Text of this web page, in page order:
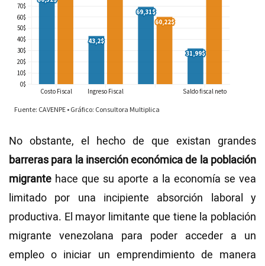
No obstante, el hecho de que existan grandes
barreras para la inserción económica de la población
migrante hace que su aporte a la economía se vea
limitado por una incipiente absorción laboral y
productiva. El mayor limitante que tiene la población
migrante venezolana para poder acceder a un
empleo o iniciar un emprendimiento de manera